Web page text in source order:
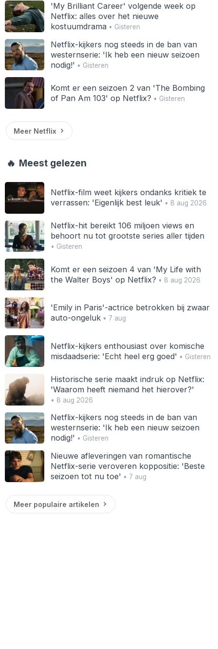
'My Brilliant Career' volgende week op
Netflix: alles over het nieuwe
kostuumdrama• Gisteren
Netflix-kijkers nog steeds in de ban van
westernserie: 'Ik heb een nieuw seizoen
nodig!' • Gisteren
Komt er een seizoen 2 van 'The Bombing
of Pan Am 103' op Netflix? • Gisteren
Meer Netflix
🔥 Meest gelezen
Netflix-film weet kijkers ondanks kritiek te
verrassen: 'Eigenlijk best leuk' • 8 aug 2026
Netflix-hit bereikt 106 miljoen views en
behoort nu tot grootste series aller tijden
• Gisteren
Komt er een seizoen 4 van 'My Life with
the Walter Boys' op Netflix? • 8 aug 2026
'Emily in Paris'-actrice betrokken bij zwaar
auto-ongeluk• 7 aug
Netflix-kijkers enthousiast over komische
misdaadserie: 'Echt heel erg goed' • Gisteren
Historische serie maakt indruk op Netflix:
'Waarom heeft niemand het hierover?'
• 8 aug 2026
Netflix-kijkers nog steeds in de ban van
westernserie: 'Ik heb een nieuw seizoen
nodig!' • Gisteren
Nieuwe afleveringen van romantische
Netflix-serie veroveren koppositie: 'Beste
seizoen tot nu toe' • 7 aug
Meer populaire artikelen